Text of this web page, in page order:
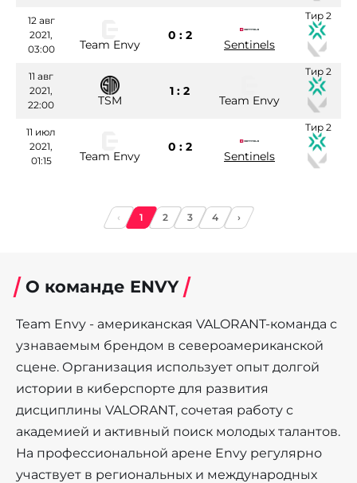
12 авг
2021,
03:00
Team Envy
0 : 2
Sentinels
Тир 2
11 авг
2021,
22:00
TSM
1 : 2
Team Envy
Тир 2
11 июл
2021,
01:15
Team Envy
0 : 2
Sentinels
Тир 2
‹ 1 2 3 4 ›
О команде ENVY
Team Envy - американская VALORANT-команда с
узнаваемым брендом в североамериканской
сцене. Организация использует опыт долгой
истории в киберспорте для развития
дисциплины VALORANT, сочетая работу с
академией и активный поиск молодых талантов.
На профессиональной арене Envy регулярно
участвует в региональных и международных